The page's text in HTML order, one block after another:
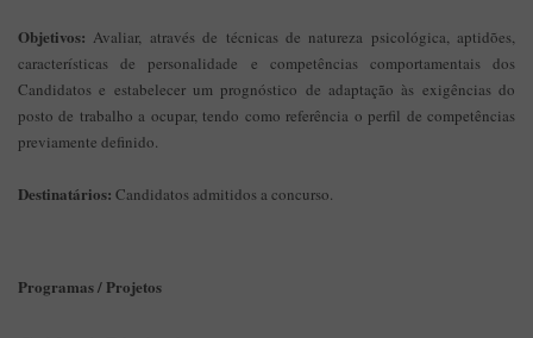
Objetivos: Avaliar, através de técnicas de natureza psicológica, aptidões,
características de personalidade e competências comportamentais dos
Candidatos e estabelecer um prognóstico de adaptação às exigências do
posto de trabalho a ocupar, tendo como referência o perfil de competências
previamente definido.
Destinatários: Candidatos admitidos a concurso.
Programas / Projetos